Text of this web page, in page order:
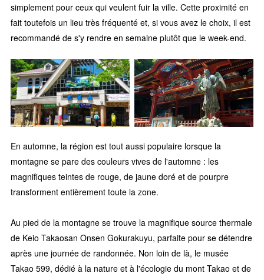
simplement pour ceux qui veulent fuir la ville. Cette proximité en
fait toutefois un lieu très fréquenté et, si vous avez le choix, il est
recommandé de s'y rendre en semaine plutôt que le week-end.
En automne, la région est tout aussi populaire lorsque la
montagne se pare des couleurs vives de l'automne : les
magnifiques teintes de rouge, de jaune doré et de pourpre
transforment entièrement toute la zone.
Au pied de la montagne se trouve la magnifique source thermale
de Keio Takaosan Onsen Gokurakuyu, parfaite pour se détendre
après une journée de randonnée. Non loin de là, le musée
Takao 599, dédié à la nature et à l'écologie du mont Takao et de